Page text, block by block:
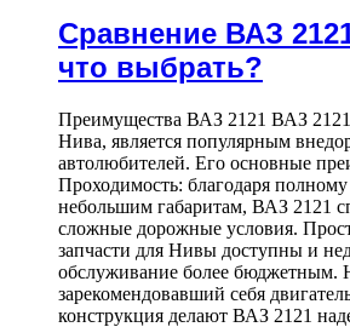
Сравнение ВАЗ
что выбрать?
Преимущества ВАЗ 2121 ВАЗ
Нива, является популярным
автолюбителей. Его основные
Проходимость: благодаря
небольшим габаритам, ВАЗ 2121
сложные дорожные условия.
запчасти для Нивы доступны и
обслуживание более бюджетным.
зарекомендовавший себя
конструкция делают ВАЗ 2121